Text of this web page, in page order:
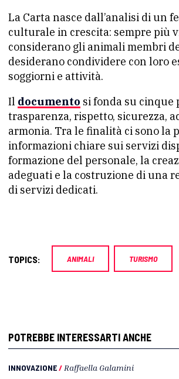
La Carta nasce dall’analisi di un
culturale in crescita: sempre più
considerano gli animali membri
desiderano condividere con loro
soggiorni e attività.
Il documento si fonda su cinque
trasparenza, rispetto, sicurezza,
armonia. Tra le finalità ci sono la
informazioni chiare sui servizi
formazione del personale, la
adeguati e la costruzione di una
di servizi dedicati.
TOPICS: ANIMALI TURISMO
POTREBBE INTERESSARTI ANCHE
INNOVAZIONE/ Raffaella Galamini